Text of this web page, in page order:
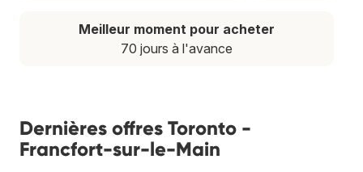
Meilleur moment pour acheter
70 jours à l'avance
Dernières offres Toronto -
Francfort-sur-le-Main